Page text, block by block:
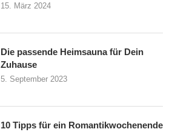
15. März 2024
Die passende Heimsauna für Dein
Zuhause
5. September 2023
10 Tipps für ein Romantikwochenende